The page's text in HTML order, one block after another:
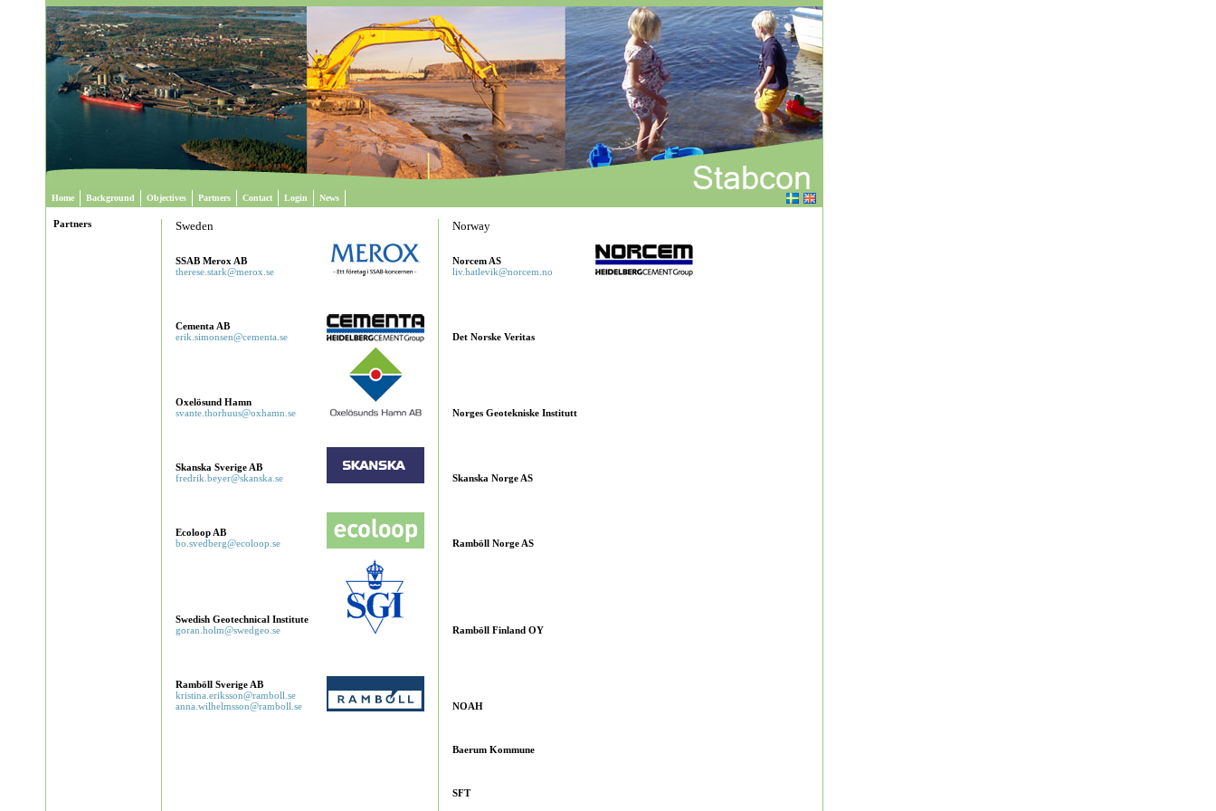
Home Background Objectives Partners Contact Login News
Partners Sweden Norway
SSAB Merox AB
therese.stark@merox.se
Norcem AS
liv.hatlevik@norcem.no
Cementa AB
erik.simonsen@cementa.se
Det Norske Veritas
Oxelösund Hamn
svante.thorhuus@oxhamn.se
Norges Geotekniske Institutt
Skanska Sverige AB
fredrik.beyer@skanska.se
Skanska Norge AS
Ecoloop AB
bo.svedberg@ecoloop.se
Ramböll Norge AS
Swedish Geotechnical Institute
goran.holm@swedgeo.se
Ramböll Finland OY
Ramböll Sverige AB
kristina.eriksson@ramboll.se
anna.wilhelmsson@ramboll.se
NOAH
Baerum Kommune
SFT